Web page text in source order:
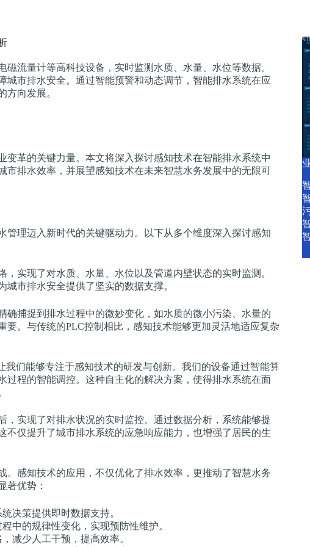
关于我
流量计等高科技设备，实时监测水质、水量、水位等数据。
市排水安全。通过智能预警和动态调节，智能排水系统在应
方向发展。
革的关键力量。本文将深入探讨感知技术在智能排水系统中
市排水效率，并展望感知技术在未来智慧水务发展中的无限可
理迈入新时代的关键驱动力。以下从多个维度深入探讨感知
实现了对水质、水量、水位以及管道内壁状态的实时监测。
市排水安全提供了坚实的数据支撑。
捕捉到排水过程中的微妙变化，如水质的微小污染、水量的
。与传统的PLC控制相比，感知技术能够更加灵活地适应复杂
们能够专注于感知技术的研发与创新。我们的设备通过智能算
程的智能调控。这种自主化的解决方案，使得排水系统在面
实现了对排水状况的实时监控。通过数据分析，系统能够提
仅提升了城市排水系统的应急响应能力，也增强了居民的生
。感知技术的应用，不仅优化了排水效率，更推动了智慧水务
著优势：
决策提供即时数据支持。
中的规律性变化，实现预防性维护。
减少人工干预，提高效率。